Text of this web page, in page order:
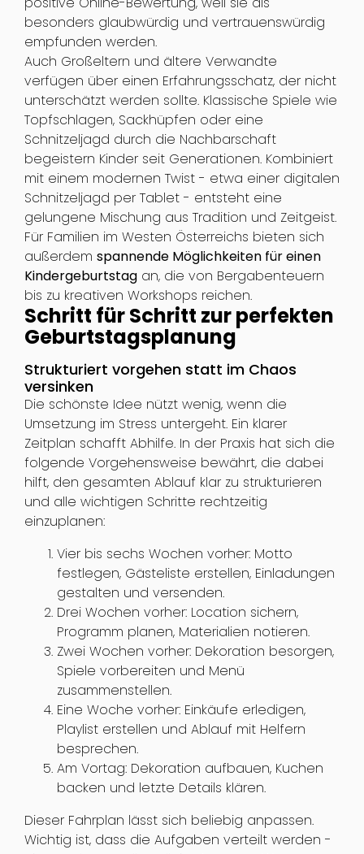
besonders glaubwürdig und vertrauenswürdig
empfunden werden.
Auch Großeltern und ältere Verwandte
verfügen über einen Erfahrungsschatz, der nicht
unterschätzt werden sollte. Klassische Spiele wie
Topfschlagen, Sackhüpfen oder eine
Schnitzeljagd durch die Nachbarschaft
begeistern Kinder seit Generationen. Kombiniert
mit einem modernen Twist - etwa einer digitalen
Schnitzeljagd per Tablet - entsteht eine
gelungene Mischung aus Tradition und Zeitgeist.
Für Familien im Westen Österreichs bieten sich
außerdem spannende Möglichkeiten für einen
Kindergeburtstagan, die von Bergabenteuern
bis zu kreativen Workshops reichen.
Schritt für Schritt zur perfekten
Geburtstagsplanung
Strukturiert vorgehen statt im Chaos
versinken
Die schönste Idee nützt wenig, wenn die
Umsetzung im Stress untergeht. Ein klarer
Zeitplan schafft Abhilfe. In der Praxis hat sich die
folgende Vorgehensweise bewährt, die dabei
hilft, den gesamten Ablauf klar zu strukturieren
und alle wichtigen Schritte rechtzeitig
einzuplanen:
Vier bis sechs Wochen vorher: Motto
festlegen, Gästeliste erstellen, Einladungen
gestalten und versenden.
Drei Wochen vorher: Location sichern,
Programm planen, Materialien notieren.
Zwei Wochen vorher: Dekoration besorgen,
Spiele vorbereiten und Menü
zusammenstellen.
Eine Woche vorher: Einkäufe erledigen,
Playlist erstellen und Ablauf mit Helfern
besprechen.
Am Vortag: Dekoration aufbauen, Kuchen
backen und letzte Details klären.
Dieser Fahrplan lässt sich beliebig anpassen.
Wichtig ist, dass die Aufgaben verteilt werden -